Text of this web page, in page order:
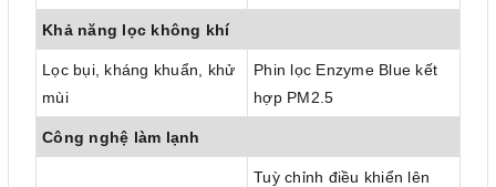
Khả năng lọc không khí
Lọc bụi, kháng khuẩn, khử
mùi
Phin lọc Enzyme Blue kết
hợp PM2.5
Công nghệ làm lạnh
Tuỳ chỉnh điều khiển lên